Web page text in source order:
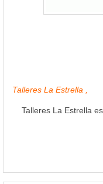
Talleres La Estrella ,
Talleres La Estrella